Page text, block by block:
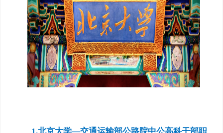
1.北京大学—交通运输部公路院中公高科干部职